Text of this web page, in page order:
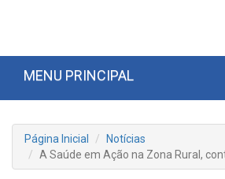
MENU PRINCIPAL
Página Inicial
Notícias
A Saúde em Ação na Zona Rural,